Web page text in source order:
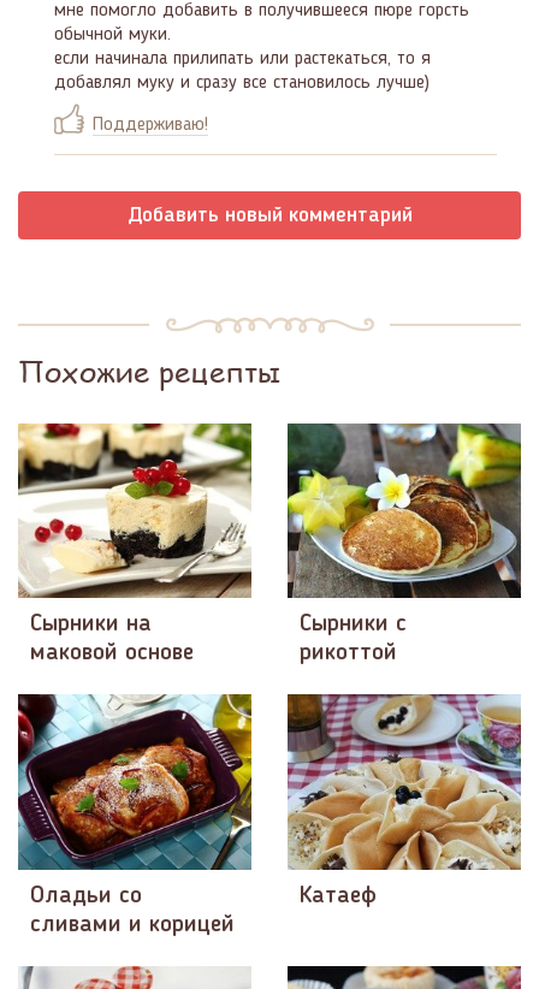
мне помогло добавить в получившееся пюре горсть
обычной муки.
если начинала прилипать или растекаться, то я
добавлял муку и сразу все становилось лучше)
Поддерживаю!
Добавить новый комментарий
Похожие рецепты
Сырники на
маковой основе
Сырники с
рикоттой
Оладьи со
сливами и корицей
Катаеф